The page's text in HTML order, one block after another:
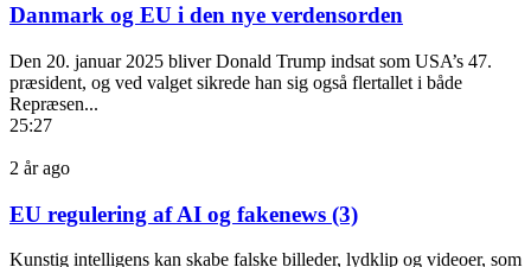
Danmark og EU i den nye verdensorden
Den 20. januar 2025 bliver Donald Trump indsat som USA’s 47.
præsident, og ved valget sikrede han sig også flertallet i både
Repræsen...
25:27
2 år ago
EU regulering af AI og fakenews (3)
Kunstig intelligens kan skabe falske billeder, lydklip og videoer, som